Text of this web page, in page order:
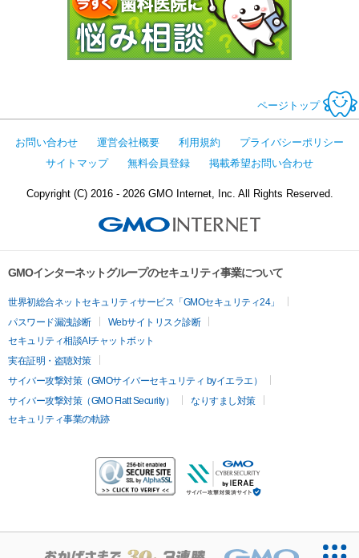
ページトップ
お問い合わせ 運営会社概要 利用規約
プライバシーポリシー
サイトマップ
無料会員登録 掲載希望お問い合わせ
Copyright (C) 2016 - 2026 GMO Internet, Inc. All Rights Reserved.
GMOインターネットグループのセキュリティ事業について
世界初総合ネットセキュリティサービス「GMOセキュリティ24」
パスワード漏洩診断
Webサイトリスク診断
セキュリティ相談AIチャットボット
実在証明・盗聴対策
サイバー攻撃対策（GMOサイバーセキュリティ byイエラエ）
サイバー攻撃対策（GMO Flatt Security）
なりすまし対策
セキュリティ事業の軌跡